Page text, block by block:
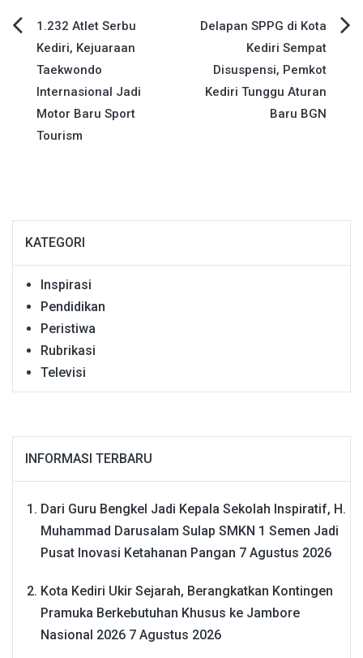
Navigasi
pos
1.232 Atlet Serbu
Kediri, Kejuaraan
Taekwondo
Internasional Jadi
Motor Baru Sport
Tourism
Delapan SPPG di Kota
Kediri Sempat
Disuspensi, Pemkot
Kediri Tunggu Aturan
Baru BGN
KATEGORI
Inspirasi
Pendidikan
Peristiwa
Rubrikasi
Televisi
INFORMASI TERBARU
Dari Guru Bengkel Jadi Kepala Sekolah Inspiratif, H.
Muhammad Darusalam Sulap SMKN 1 Semen Jadi
Pusat Inovasi Ketahanan Pangan 7 Agustus 2026
Kota Kediri Ukir Sejarah, Berangkatkan Kontingen
Pramuka Berkebutuhan Khusus ke Jambore
Nasional 2026 7 Agustus 2026